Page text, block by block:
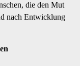
die den Mut
nach Entwicklung